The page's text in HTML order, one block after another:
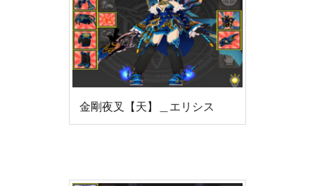
金剛夜叉【天】＿エリシス